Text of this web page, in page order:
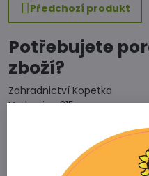
Předchozí produkt
Potřebujete
zboží?
Zahradnictví Kopetka
Vedrovice 315
Telefon
+420 731 103 985